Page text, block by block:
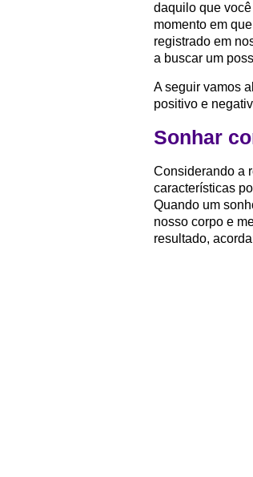
daquilo que
momento em
registrado em
a buscar um
A seguir vamos
positivo e
Sonhar
Considerando a
características
Quando um
nosso corpo e
resultado,